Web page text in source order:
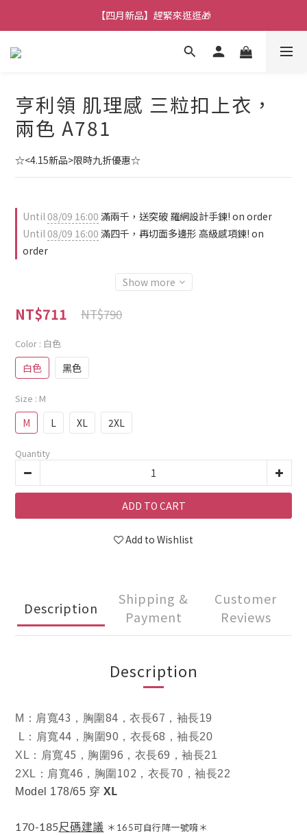
【七月新品】上架了!! 限時折扣優惠😍
【四月新品】趕緊來逛逛🎁
★加入官方LINE～好康攏底家🥰★
亨利領 肌理感 三粒扣上衣，
兩色 A781
☆<4.15新品>限時九折優惠☆
Until08/09 16:00 滿兩千，送突破 羅網設計手鍊! on order
Until08/09 16:00 滿四千，再切面多邊形 高級感項鍊! on
order
Show more
NT$711 NT$790
Color : 白色
白色 黑色
Size : M
M L XL 2XL
Quantity
ADD TO CART
Add to Wishlist
Description
Shipping &
Payment
Customer
Reviews
Description
M ：肩寬43 ，胸圍 84 ，衣長67 ，袖長19
L ：肩寬44 ，胸圍90 ，衣長68 ，袖長20
XL ：肩寬45 ，胸圍96 ，衣長69 ，袖長21
2XL ：肩寬46 ，胸圍 102 ，衣長70 ，袖長22
Model 178/65 穿 XL
170-185尺碼建議 ＊165可自行降一號唷＊